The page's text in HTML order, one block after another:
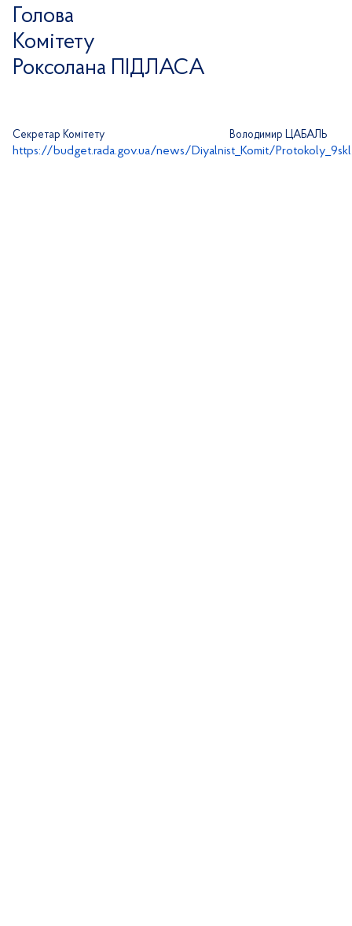
Голова
Комітету
Роксолана ПІДЛАСА
Секретар Комітету Володимир ЦАБАЛЬ
https://budget.rada.gov.ua/news/Diyalnist_Komit/